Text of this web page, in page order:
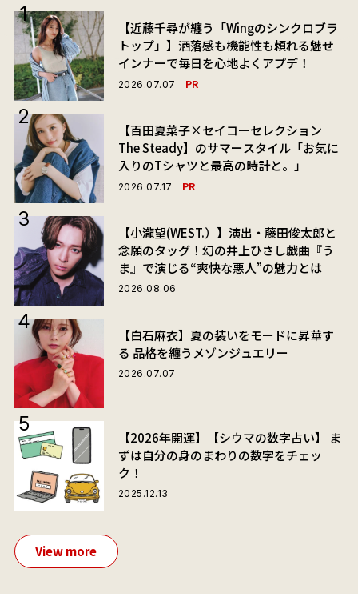
【近藤千尋が纏う「Wingのシンクロブラ
トップ」】洒落感も機能性も頼れる魅せ
インナーで毎日を心地よくアプデ！
2026.07.07 PR
【百田夏菜子×セイコーセレクション
The Steady】のサマースタイル「お気に
入りのTシャツと最高の時計と。」
2026.07.17 PR
【小瀧望(WEST.）】演出・藤田俊太郎と
念願のタッグ！幻の井上ひさし戯曲『う
ま』で演じる“爽快な悪人”の魅力とは
2026.08.06
【白石麻衣】夏の装いをモードに昇華す
る 品格を纏うメゾンジュエリー
2026.07.07
【2026年開運】【シウマの数字占い】 ま
ずは自分の身のまわりの数字をチェッ
ク！
2025.12.13
View more